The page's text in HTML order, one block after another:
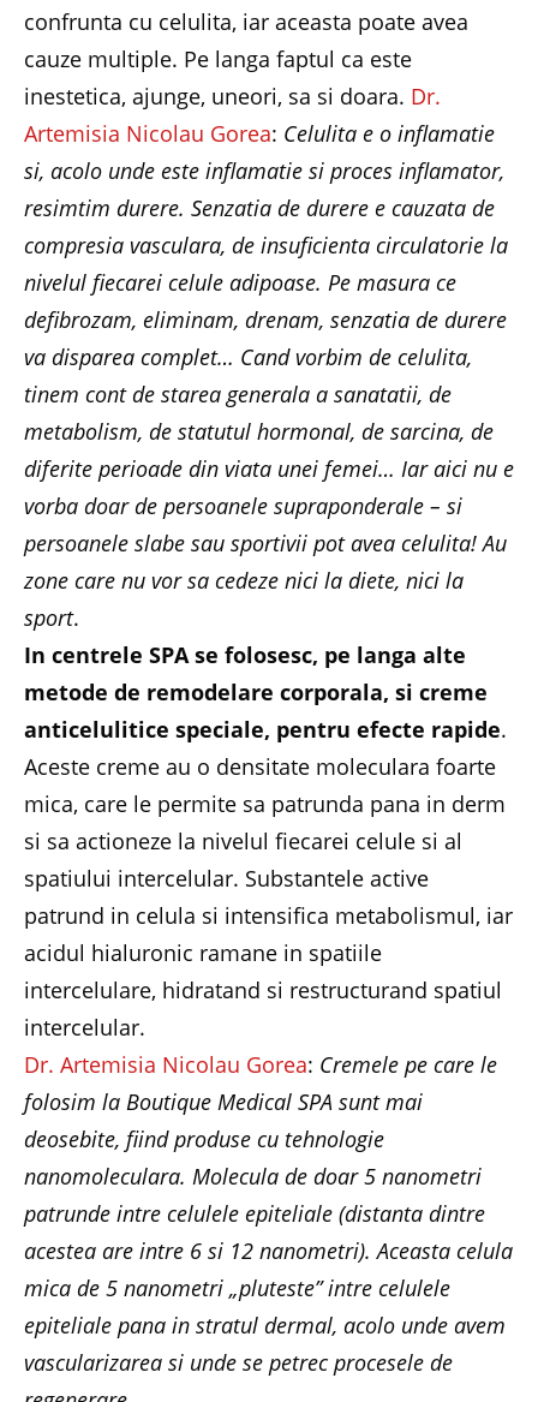
confrunta cu celulita, iar aceasta poate avea
cauze multiple. Pe langa faptul ca este
inestetica, ajunge, uneori, sa si doara. Dr.
Artemisia Nicolau Gorea: Celulita e o inflamatie
si, acolo unde este inflamatie si proces inflamator,
resimtim durere. Senzatia de durere e cauzata de
compresia vasculara, de insuficienta circulatorie la
nivelul fiecarei celule adipoase. Pe masura ce
defibrozam, eliminam, drenam, senzatia de durere
va disparea complet… Cand vorbim de celulita,
tinem cont de starea generala a sanatatii, de
metabolism, de statutul hormonal, de sarcina, de
diferite perioade din viata unei femei… Iar aici nu e
vorba doar de persoanele supraponderale – si
persoanele slabe sau sportivii pot avea celulita! Au
zone care nu vor sa cedeze nici la diete, nici la
sport.
In centrele SPA se folosesc, pe langa alte
metode de remodelare corporala, si creme
anticelulitice speciale, pentru efecte rapide.
Aceste creme au o densitate moleculara foarte
mica, care le permite sa patrunda pana in derm
si sa actioneze la nivelul fiecarei celule si al
spatiului intercelular. Substantele active
patrund in celula si intensifica metabolismul, iar
acidul hialuronic ramane in spatiile
intercelulare, hidratand si restructurand spatiul
intercelular.
Dr. Artemisia Nicolau Gorea: Cremele pe care le
folosim la Boutique Medical SPA sunt mai
deosebite, fiind produse cu tehnologie
nanomoleculara. Molecula de doar 5 nanometri
patrunde intre celulele epiteliale (distanta dintre
acestea are intre 6 si 12 nanometri). Aceasta celula
mica de 5 nanometri „pluteste” intre celulele
epiteliale pana in stratul dermal, acolo unde avem
vascularizarea si unde se petrec procesele de